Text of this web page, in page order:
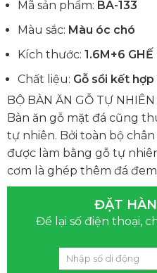
Mã sản phẩm: BA-133
Màu sắc: Màu óc chó
Kích thước: 1.6M+6 GHẾ
Chất liệu: Gỗ sồi kết
BỘ BÀN ĂN GỖ TỰ
Bàn ăn gỗ mặt đá cũng
tự nhiên. Bởi toàn bộ
được làm bằng gỗ tự
cơm là ghép thêm đá
ĐẶT
Để lại số điện thoại,